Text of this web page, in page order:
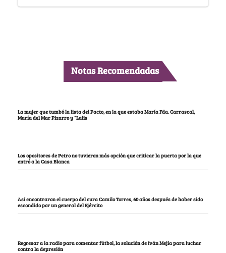
Notas Recomendadas
La mujer que tumbó la lista del Pacto, en la que estaba María Fda. Carrascal,
María del Mar Pizarro y “Lalis
Los opositores de Petro no tuvieron más opción que criticar la puerta por la que
entró a la Casa Blanca
Así encontraron el cuerpo del cura Camilo Torres, 60 años después de haber sido
escondido por un general del Ejército
Regresar a la radio para comentar fútbol, la solución de Iván Mejía para luchar
contra la depresión